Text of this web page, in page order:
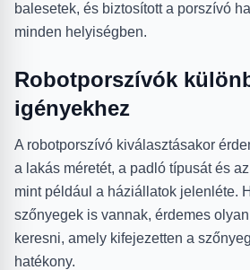
balesetek, és biztosított a porszívó
minden helyiségben.
Robotporszívók
igényekhez
A robotporszívó kiválasztásakor
a lakás méretét, a padló típusát és
mint például a háziállatok jelenléte.
szőnyegek is vannak, érdemes
keresni, amely kifejezetten a
hatékony.